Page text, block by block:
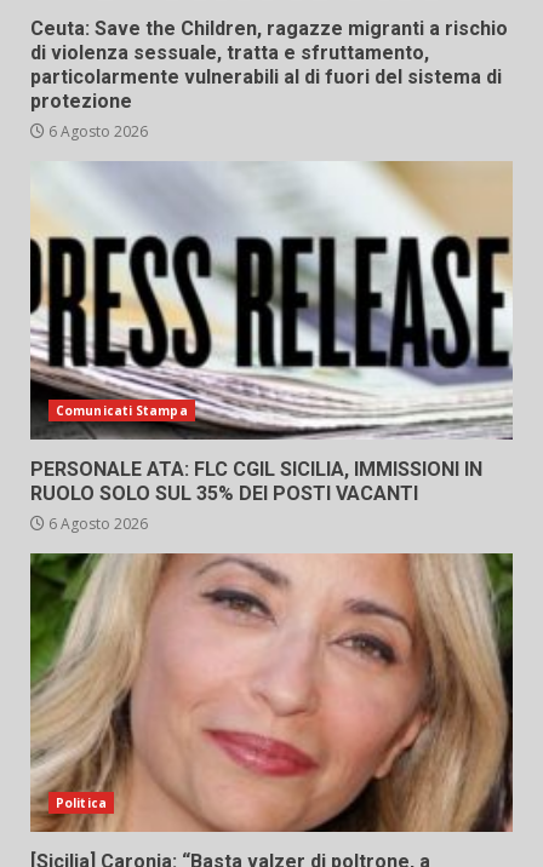
Ceuta: Save the Children, ragazze migranti a rischio
di violenza sessuale, tratta e sfruttamento,
particolarmente vulnerabili al di fuori del sistema di
protezione
6 Agosto 2026
Comunicati Stampa
PERSONALE ATA: FLC CGIL SICILIA, IMMISSIONI IN
RUOLO SOLO SUL 35% DEI POSTI VACANTI
6 Agosto 2026
Politica
[Sicilia] Caronia: “Basta valzer di poltrone, a